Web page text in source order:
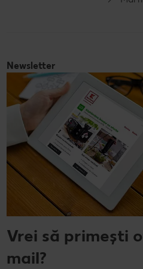
Newsletter
Vrei să primești
mail?